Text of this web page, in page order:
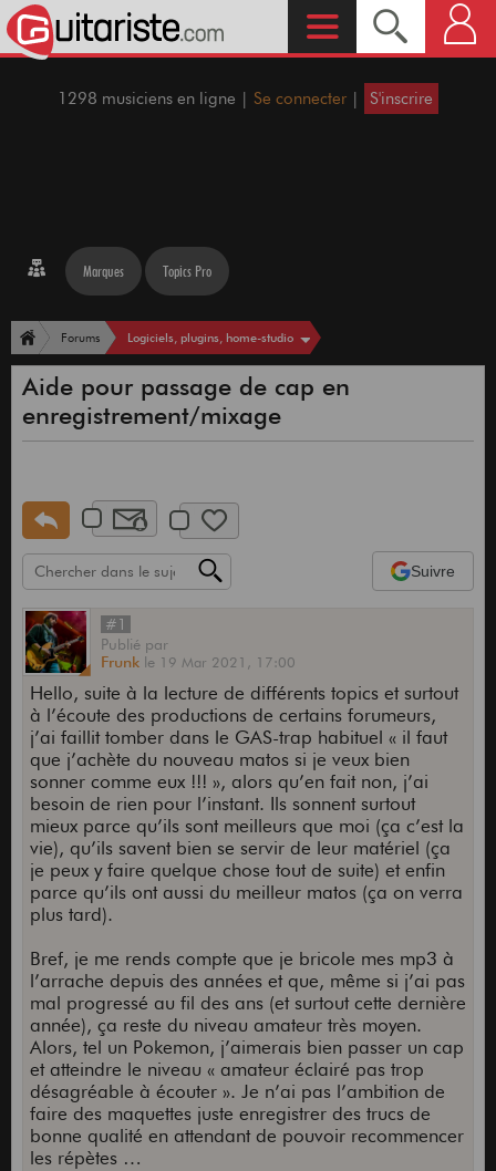
1298 musiciens en ligne | Se connecter | S'inscrire
Marques Topics Pro
Forums Logiciels, plugins, home-studio
Aide pour passage de cap en
enregistrement/mixage
Suivre
#1
Publié par
Frunk le 19 Mar 2021, 17:00
Hello, suite à la lecture de différents topics et surtout
à l’écoute des productions de certains forumeurs,
j’ai faillit tomber dans le GAS-trap habituel « il faut
que j’achète du nouveau matos si je veux bien
sonner comme eux !!! », alors qu’en fait non, j’ai
besoin de rien pour l’instant. Ils sonnent surtout
mieux parce qu’ils sont meilleurs que moi (ça c’est la
vie), qu’ils savent bien se servir de leur matériel (ça
je peux y faire quelque chose tout de suite) et enfin
parce qu’ils ont aussi du meilleur matos (ça on verra
plus tard).
Bref, je me rends compte que je bricole mes mp3 à
l’arrache depuis des années et que, même si j’ai pas
mal progressé au fil des ans (et surtout cette dernière
année), ça reste du niveau amateur très moyen.
Alors, tel un Pokemon, j’aimerais bien passer un cap
et atteindre le niveau « amateur éclairé pas trop
désagréable à écouter ». Je n’ai pas l’ambition de
faire des maquettes juste enregistrer des trucs de
bonne qualité en attendant de pouvoir recommencer
les répètes …